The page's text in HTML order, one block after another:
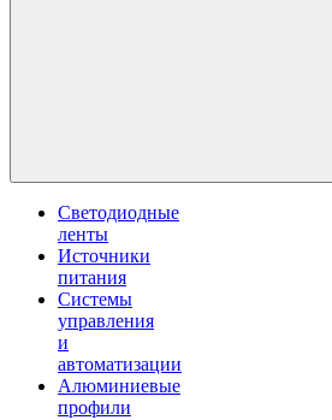
Светодиодные
ленты
Источники
питания
Системы
управления
и
автоматизации
Алюминиевые
профили